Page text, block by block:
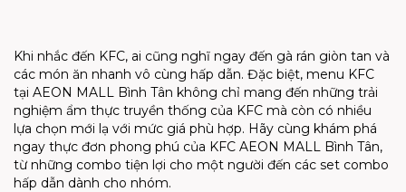
Khi nhắc đến KFC, ai cũng nghĩ ngay đến gà rán giòn tan và
các món ăn nhanh vô cùng hấp dẫn. Đặc biệt, menu KFC
tại AEON MALL Bình Tân không chỉ mang đến những trải
nghiệm ẩm thực truyền thống của KFC mà còn có nhiều
lựa chọn mới lạ với mức giá phù hợp. Hãy cùng khám phá
ngay thực đơn phong phú của KFC AEON MALL Bình Tân,
từ những combo tiện lợi cho một người đến các set combo
hấp dẫn dành cho nhóm.